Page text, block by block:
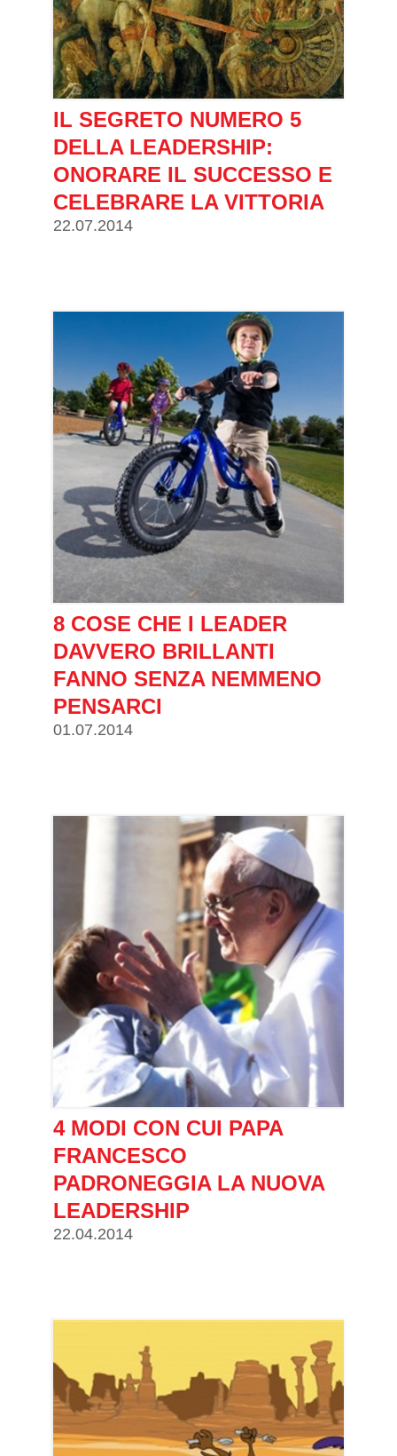
IL SEGRETO NUMERO 5
DELLA LEADERSHIP:
ONORARE IL SUCCESSO E
CELEBRARE LA VITTORIA
22.07.2014
8 COSE CHE I LEADER
DAVVERO BRILLANTI
FANNO SENZA NEMMENO
PENSARCI
01.07.2014
4 MODI CON CUI PAPA
FRANCESCO
PADRONEGGIA LA NUOVA
LEADERSHIP
22.04.2014